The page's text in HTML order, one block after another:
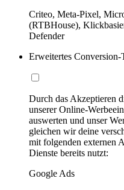
Criteo, Meta-Pixel,
(RTBHouse),
Defender
Erweitertes Conversion-
Durch das Akzeptieren
unserer Online-
auswerten und unser
gleichen wir deine
mit folgenden externen
Dienste bereits nutzt:
Google Ads